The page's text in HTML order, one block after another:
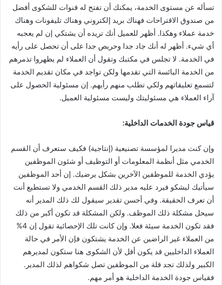
تسأله عن مستوى الخدمة، يمكنك أن تفتح له قنوات للشكوى أفضل
من صندوق الاقتراحات فهناك بريد إلكتروني وهناك تليفونات وهناك
خدمة عملاء وهكذا. أظهر للعميل أنك تريده أن يشتكي إن لم يعجبه
أي شيء. أظهر له أنك جاد جدا وحريص جدا على أن تحصل على رأيه
في الخدمة. لا تجلس في مكتبك وتقول أن العملاء لم يظهروا تذمرهم
من الخدمة البائسة التي تقدمها ولكن تواجد في مكان تقديم الخدمة
لتسمع تعليقاتهم ولكي تطلب منهم رأيهم. إن مسئولية الحصول على
آراء العملاء هي مسئوليتك وليست مسئولية العميل.
قياس جودة الخدمات الداخلية:
وإن كنت مديرا لمؤسسة تصنيعية (إنتاجية) فكيف ستعرف أن القسم
الخدمي مثل أنظمة المعلومات أو التوظيف أو شئون الموظفين
يؤدي الخدمة للموظفين الآخرين بشكل يرضيك. إن أحد الموظفين
سيأتيك ليشكو فيرد عليه مدير ذلك القسم الخدمي ولا تستطيع أنت
أن تعرف الحقيقة. وفي أحسن تقدير سيقول لك ذلك المدير أنه
سيحل مشكلة ذلك الموظف. ولكن المشكلة قد تكون أكبر من ذلك
فقد تكون الخدمة سيئة فعلا. وإن كانت تلك الإحصائية تقول إن 4%
من العملاء غير الراضين عن الخدمة يشتكون فإن الأمر في حالة
العملاء الداخليين قد يكون أقل لأن الشكوى هنا ستكون لمديرهم
الكبير ولذلك تجد قلة من الموظفين تصل شكواهم لذلك المدير.
فقياس جودة الخدمة الداخلية هو أمر مهم.